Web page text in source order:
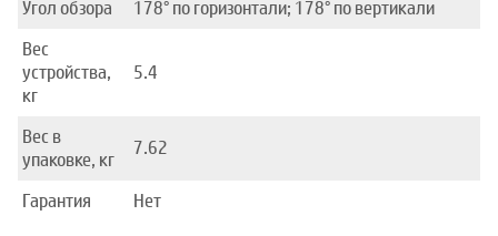
Угол обзора
178° по горизонтали; 178° по вертикали
Вес
устройства,
кг
5.4
Вес в
упаковке, кг
7.62
Гарантия Нет